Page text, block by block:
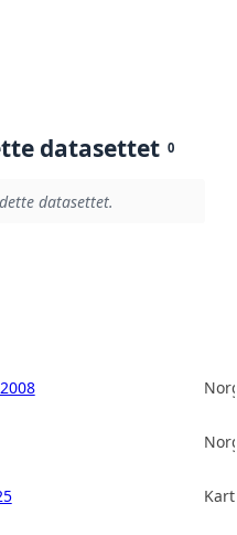
datasettet 0
datasettet.